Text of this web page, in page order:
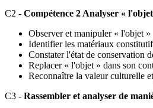
C2 - Compétence 2 Analyser «
Observer et manipuler « l'objet »
Identifier les matériaux
Constater l'état de conservation
Replacer « l'objet » dans son
Reconnaître la valeur culturelle
C3 - Rassembler et analyser de